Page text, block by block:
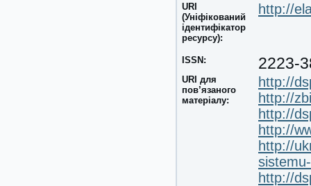
URI
(Уніфікований
ідентифікатор
ресурсу):
http://
ISSN: 2223-
URI для
пов’язаного
матеріалу:
http://
http://
http://
http://
http://
http://